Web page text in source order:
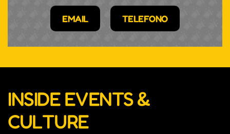
EMAIL TELEFONO
INSIDE EVENTS &
CULTURE